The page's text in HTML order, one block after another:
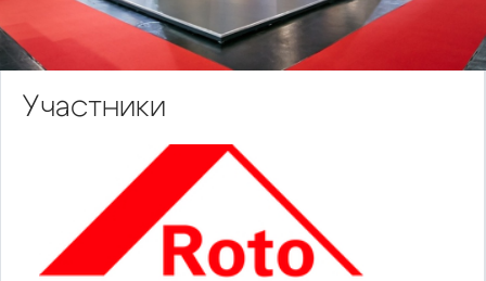
Участники